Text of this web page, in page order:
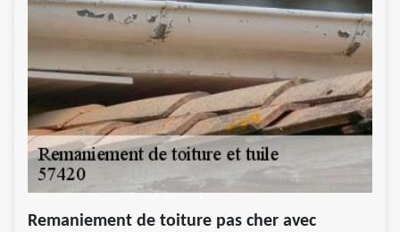
Remaniement de toiture pas cher avec